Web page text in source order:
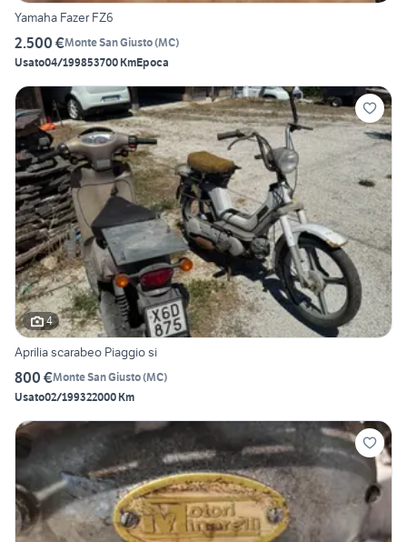
Yamaha Fazer FZ6
2.500 €Monte San Giusto(MC)
Usato04/199853700 KmEpoca
4
Aprilia scarabeo Piaggio si
800 €Monte San Giusto(MC)
Usato02/199322000 Km